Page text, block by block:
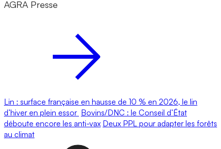
AGRA Presse
Lin : surface française en hausse de 10 % en 2026, le lin
d’hiver en plein essor Bovins/DNC : le Conseil d’État
déboute encore les anti-vax Deux PPL pour adapter les forêts
au climat